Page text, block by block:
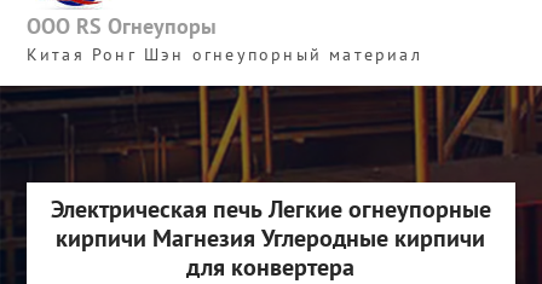
ООО RS Огнеупоры
Китая Ронг Шэн огнеупорный материал
Электрическая печь Легкие огнеупорные
кирпичи Магнезия Углеродные кирпичи
для конвертера